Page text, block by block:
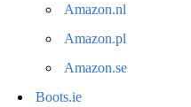
Amazon.nl
Amazon.pl
Amazon.se
Boots.ie